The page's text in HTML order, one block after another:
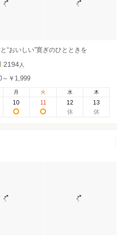
“おいしい”寛ぎのひとときを
2194 人
～￥1,999
月
10
火
11
水
12
木
13